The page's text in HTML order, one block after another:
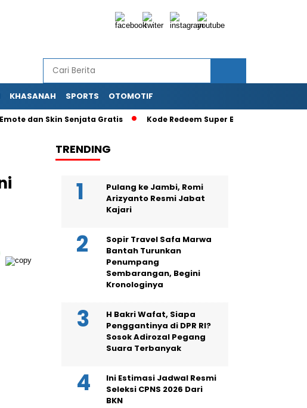
KHASANAH SPORTS OTOMOTIF
dan Skin Senjata Gratis Kode Redeem Super Bear Adventure
TRENDING
Pulang ke Jambi, Romi
Arizyanto Resmi Jabat
Kajari
Sopir Travel Safa Marwa
Bantah Turunkan
Penumpang
Sembarangan, Begini
Kronologinya
H Bakri Wafat, Siapa
Penggantinya di DPR RI?
Sosok Adirozal Pegang
Suara Terbanyak
Ini Estimasi Jadwal Resmi
Seleksi CPNS 2026 Dari
BKN